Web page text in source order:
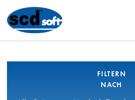
FILTERN
NACH